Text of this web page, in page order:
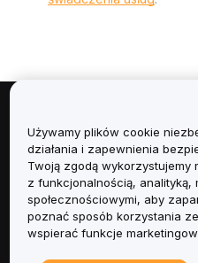
Informacje
Usługi
Obsługa Klienta
Używamy plików cookie
działania i zapewnienia
Twoją zgodą
z funkcjonalnością, analityką,
społecznościowymi, aby
poznać sposób korzystania
wspierać funkcje